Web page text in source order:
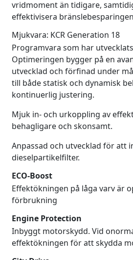
vridmoment än tidigare,
effektivisera
Mjukvara: KCR Generation 18
Programvara som har
Optimeringen bygger på en
utvecklad och förfinad under
till både statisk och dynamisk
kontinuerlig justering.
Mjuk in- och urkoppling av
behagligare och skonsamt.
Anpassad och utvecklad för att
dieselpartikelfilter.
ECO-Boost
Effektökningen på låga varv är
förbrukning
Engine Protection
Inbyggt motorskydd. Vid
effektökningen för att skydda